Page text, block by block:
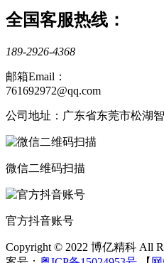
全国客服热线：
189-2926-4368
邮箱Email：
761692972@qq.com
公司地址：广东省东莞市松湖
微信二维码扫描
官方抖音账号
Copyright © 2022 博亿精科 All